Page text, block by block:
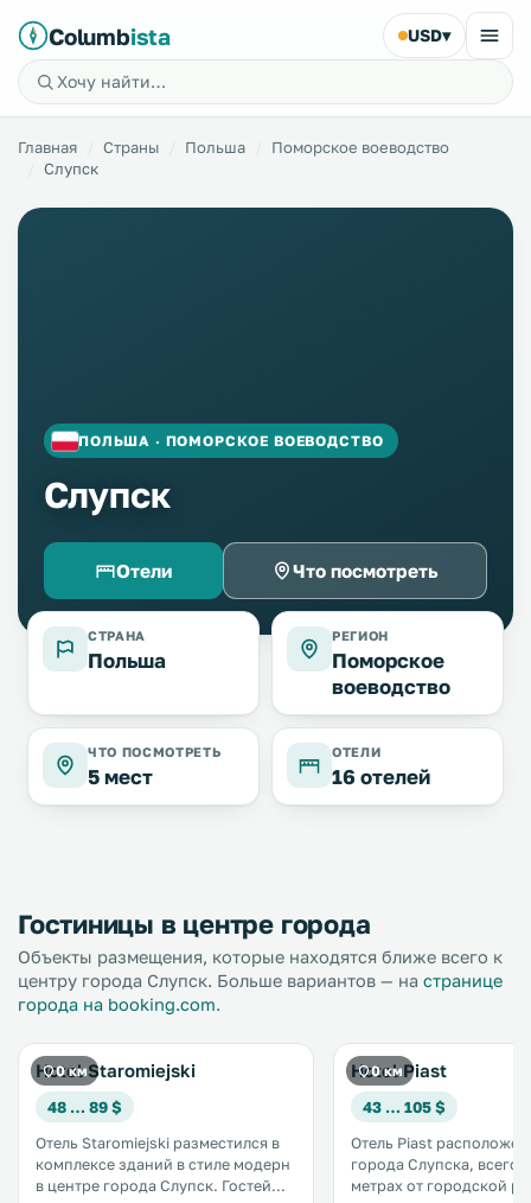
Columbista USD▾
Главная Страны Польша
Поморское воеводство
Слупск
ПОЛЬША · ПОМОРСКОЕ ВОЕВОДСТВО
Слупск
Отели Что посмотреть
СТРАНА
Польша
РЕГИОН
Поморское
воеводство
ЧТО ПОСМОТРЕТЬ
5 мест
ОТЕЛИ
16 отелей
Гостиницы в центре города
Объекты размещения, которые находятся ближе всего к
центру города Слупск. Больше вариантов — на странице
города на booking.com.
0 км
Hotel Staromiejski
48 … 89 $
Отель Staromiejski разместился в
комплексе зданий в стиле модерн
в центре города Слупск. Гостей
0 км
Hotel Piast
43 … 105 $
Отель Piast расположен
города Слупска, всего
метрах от городской